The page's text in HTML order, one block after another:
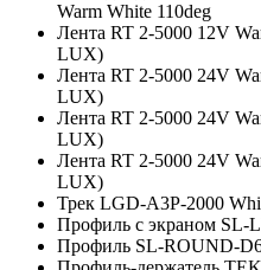
Warm White 110deg
Лента RT 2-5000 12V
LUX)
Лента RT 2-5000 24V
LUX)
Лента RT 2-5000 24V
LUX)
Лента RT 2-5000 24V
LUX)
Трек LGD-A3P-2000
Профиль с экраном SL-
Профиль SL-ROUND-